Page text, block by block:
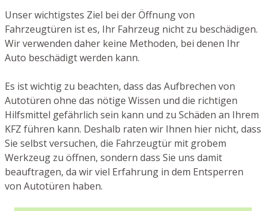
Unser wichtigstes Ziel bei der Öffnung von
Fahrzeugtüren ist es, Ihr Fahrzeug nicht zu beschädigen.
Wir verwenden daher keine Methoden, bei denen Ihr
Auto beschädigt werden kann.
Es ist wichtig zu beachten, dass das Aufbrechen von
Autotüren ohne das nötige Wissen und die richtigen
Hilfsmittel gefährlich sein kann und zu Schäden an Ihrem
KFZ führen kann. Deshalb raten wir Ihnen hier nicht, dass
Sie selbst versuchen, die Fahrzeugtür mit grobem
Werkzeug zu öffnen, sondern dass Sie uns damit
beauftragen, da wir viel Erfahrung in dem Entsperren
von Autotüren haben.